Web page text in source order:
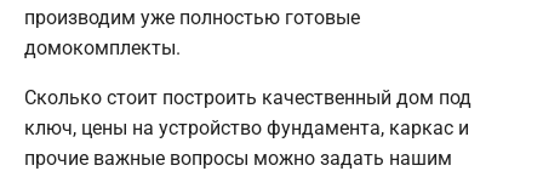
производим уже полностью готовые
домокомплекты.
Сколько стоит построить качественный дом под
ключ, цены на устройство фундамента, каркас и
прочие важные вопросы можно задать нашим